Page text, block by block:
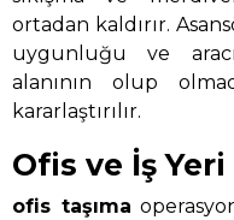
ortadan kaldırır.
uygunluğu ve
alanının olup
kararlaştırılır.
Ofis ve İş Yeri
ofis taşıma